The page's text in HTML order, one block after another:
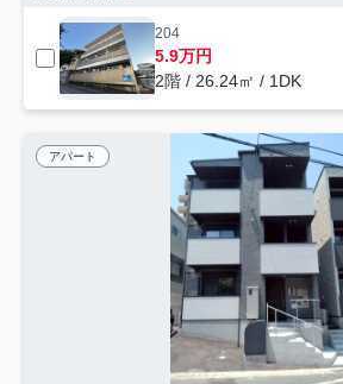
204
5.9万円
2階 / 26.24㎡ / 1DK
アパート